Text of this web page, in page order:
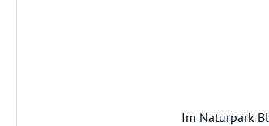
Im Naturpark